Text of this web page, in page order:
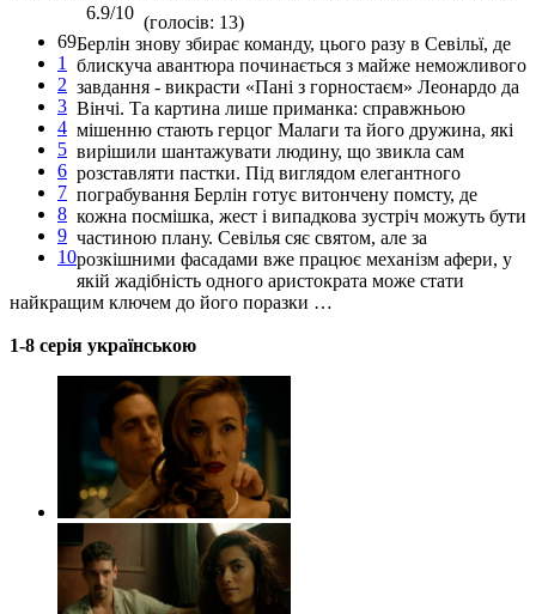
69
1
2
3
4
5
6
7
8
9
10
6.9/10 (голосів: 13)
Берлін знову збирає команду, цього разу в Севільї, де
блискуча авантюра починається з майже неможливого
завдання - викрасти «Пані з горностаєм» Леонардо да
Вінчі. Та картина лише приманка: справжньою
мішенню стають герцог Малаги та його дружина, які
вирішили шантажувати людину, що звикла сам
розставляти пастки. Під виглядом елегантного
пограбування Берлін готує витончену помсту, де
кожна посмішка, жест і випадкова зустріч можуть бути
частиною плану. Севілья сяє святом, але за
розкішними фасадами вже працює механізм афери, у
якій жадібність одного аристократа може стати
найкращим ключем до його поразки …
1-8 серія українською